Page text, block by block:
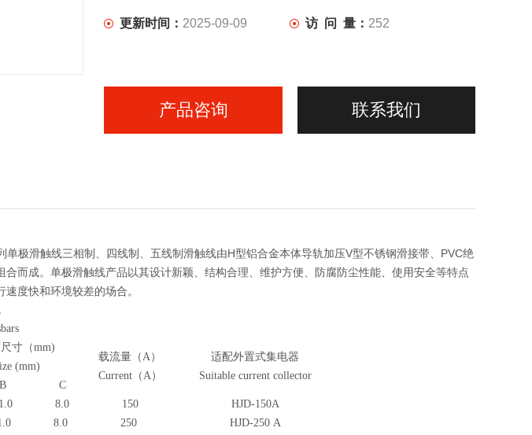
更新时间： 2025-09-09 访 问 量： 252
产品咨询 联系我们
极滑触线三相制、四线制、五线制滑触线由H型铝合金本体导轨加压V型不锈钢滑接带、PVC绝
而成。单极滑触线产品以其设计新颖、结构合理、维护方便、防腐防尘性能、使用安全等特点
度快和环境较差的场合。
寸（mm)
(mm)
载流量（A）
Current（A）
适配外置式集电器
Suitable current collector
B
C
8.0 150
HJD-150A
8.0 250
HJD-250 A